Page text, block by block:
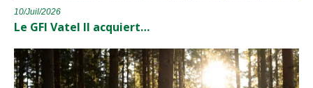
10/Juil/2026
Le GFI Vatel II acquiert…